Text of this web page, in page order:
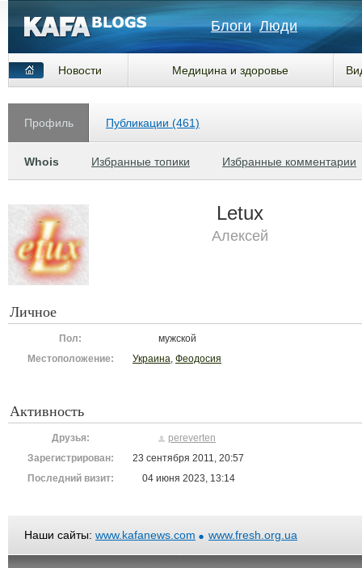
Блоги Люди
Новости Медицина и здоровье
Профиль
Whois Избранные топики Избранные комментарии
Публикации (461)
Letux
Алексей
Личное
Пол:
мужской
Местоположение:
Украина, Феодосия
Активность
Друзья:
pereverten
Зарегистрирован:
23 сентября 2011, 20:57
Последний визит:
04 июня 2023, 13:14
Наши сайты: www.kafanews.com www.fresh.org.ua